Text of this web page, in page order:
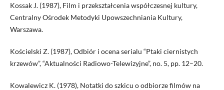
Kossak J. (1987), Film i przekształcenia współczesnej kultury,
Centralny Ośrodek Metodyki Upowszechniania Kultury,
Warszawa.
Kościelski Z. (1987), Odbiór i ocena serialu “Ptaki ciernistych
krzewów”, “Aktualności Radiowo-Telewizyjne”, no. 5, pp. 12–20.
Kowalewicz K. (1978), Notatki do szkicu o odbiorze filmów na